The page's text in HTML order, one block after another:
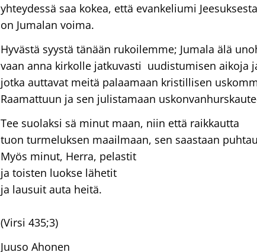
yhteydessä saa kokea, että evankeliumi
on Jumalan voima.
Hyvästä syystä tänään rukoilemme; Jumala älä
vaan anna kirkolle jatkuvasti uudistumisen aikoja
jotka auttavat meitä palaamaan kristillisen
Raamattuun ja sen julistamaan
Tee suolaksi sä minut maan, niin että raikkautta
tuon turmeluksen maailmaan, sen saastaan
Myös minut, Herra, pelastit
ja toisten luokse lähetit
ja lausuit auta heitä.
(Virsi 435;3)
Juuso Ahonen